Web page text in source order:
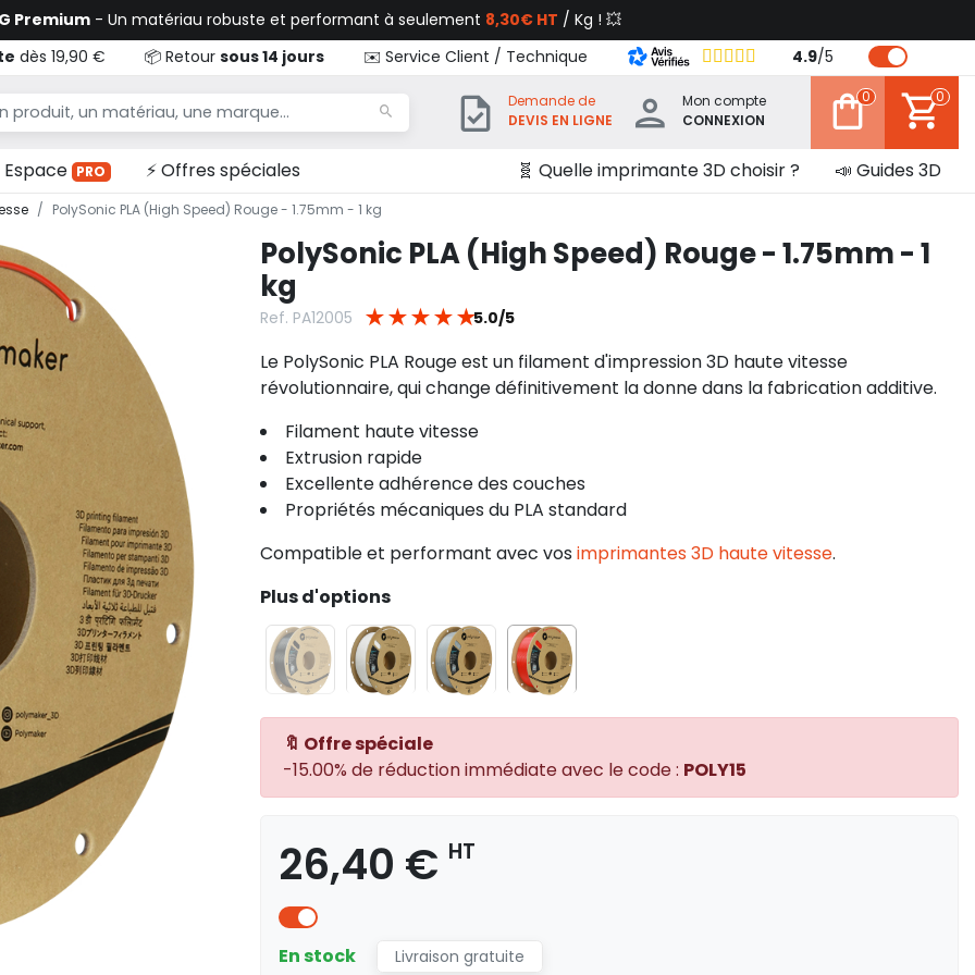
Premium - Un matériau robuste et performant à seulement 8,30€ HT / Kg ! 💥
dès 19,90 € 📦 Retour sous 14 jours ✉️ Service Client / Technique 4.9/5
Demande de
DEVIS EN LIGNE
Mon compte
CONNEXION
0 0
Espace PRO ⚡ Offres spéciales 🧬 Quelle imprimante 3D choisir ? 📣 Guides 3D
PolySonic PLA (High Speed) Rouge - 1.75mm - 1 kg
PolySonic PLA (High Speed) Rouge - 1.75mm - 1
kg
Ref. PA12005 ★ ★ ★ ★ ★5.0/5
Le PolySonic PLA Rouge est un filament d'impression 3D haute vitesse
révolutionnaire, qui change définitivement la donne dans la fabrication additive.
Filament haute vitesse
Extrusion rapide
Excellente adhérence des couches
Propriétés mécaniques du PLA standard
Compatible et performant avec vos imprimantes 3D haute vitesse.
Plus d'options
🔖 Offre spéciale
-15.00% de réduction immédiate avec le code : POLY15
26,40 € HT
En stock Livraison gratuite